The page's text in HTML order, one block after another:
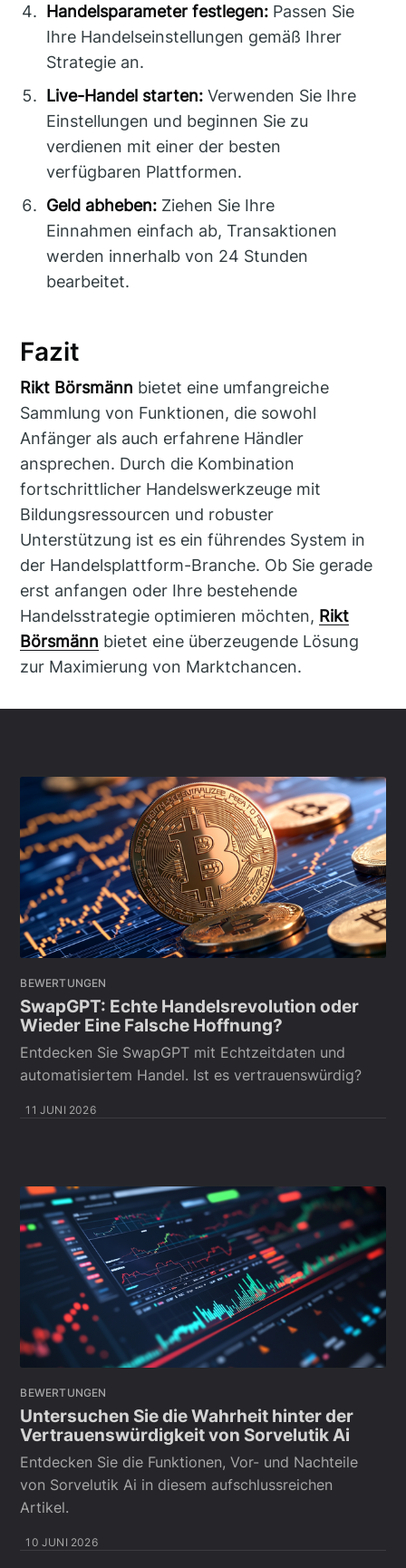
Handelsparameter festlegen: Passen Sie
Ihre Handelseinstellungen gemäß Ihrer
Strategie an.
Live-Handel starten: Verwenden Sie Ihre
Einstellungen und beginnen Sie zu
verdienen mit einer der besten
verfügbaren Plattformen.
Geld abheben: Ziehen Sie Ihre
Einnahmen einfach ab, Transaktionen
werden innerhalb von 24 Stunden
bearbeitet.
Fazit
Rikt Börsmänn bietet eine umfangreiche
Sammlung von Funktionen, die sowohl
Anfänger als auch erfahrene Händler
ansprechen. Durch die Kombination
fortschrittlicher Handelswerkzeuge mit
Bildungsressourcen und robuster
Unterstützung ist es ein führendes System in
der Handelsplattform-Branche. Ob Sie gerade
erst anfangen oder Ihre bestehende
Handelsstrategie optimieren möchten, Rikt
Börsmänn bietet eine überzeugende Lösung
zur Maximierung von Marktchancen.
BEWERTUNGEN
SwapGPT: Echte Handelsrevolution oder
Wieder Eine Falsche Hoffnung?
Entdecken Sie SwapGPT mit Echtzeitdaten und
automatisiertem Handel. Ist es vertrauenswürdig?
11 JUNI 2026
BEWERTUNGEN
Untersuchen Sie die Wahrheit hinter der
Vertrauenswürdigkeit von Sorvelutik Ai
Entdecken Sie die Funktionen, Vor- und Nachteile
von Sorvelutik Ai in diesem aufschlussreichen
Artikel.
10 JUNI 2026